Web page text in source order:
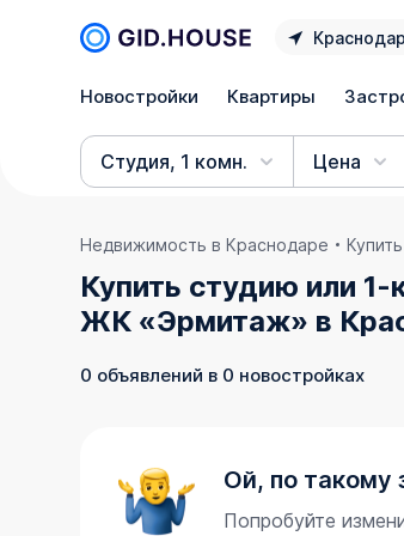
Краснодар
Новостройки Квартиры
Студия, 1 комн. Цена
Недвижимость в Краснодаре
Купить студию или
ЖК «Эрмитаж» в
0 объявлений в 0 новостройках
Ой, по такому
Попробуйте